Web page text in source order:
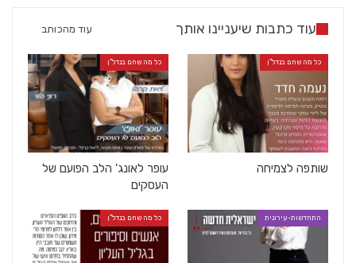
עוד כתבות שיעניינו אותך עוד מהכותב
כל מה שחם בנדל"ן
שותפה לצמיחה
כל מה שחם בנדל"ן
עופר לאונג' הלב הפועם של
העסקים
התחדשות-עירונית כל מה שחם בנדל"ן